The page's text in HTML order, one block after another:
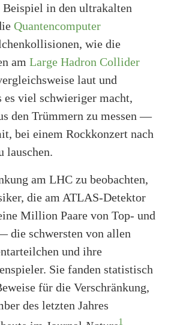
Beispiel in den ultrakalten
Quantencomputer
wie die
am Large Hadron Collider
laut und
es viel schwieriger macht,
den Trümmern zu messen —
bei einem Rockkonzert nach
lauschen.
am LHC zu beobachten,
die am ATLAS-Detektor
Million Paare von Top- und
die schwersten von allen
und ihre
Sie fanden statistisch
für die Verschränkung,
des letzten Jahres
1